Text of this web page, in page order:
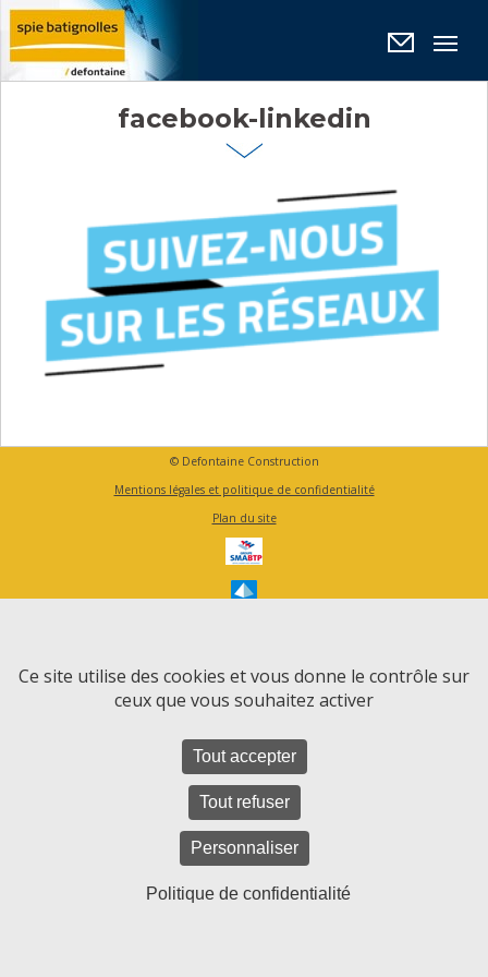
facebook-linkedin
© Defontaine Construction
Mentions légales et politique de confidentialité
Plan du site
Panneau de gestion des cookies
Ce site utilise des cookies et vous donne le contrôle sur
ceux que vous souhaitez activer
Tout accepter
Tout refuser
Personnaliser
Politique de confidentialité